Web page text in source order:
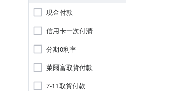
現金付款
信用卡一次付清
分期0利率
萊爾富取貨付款
7-11取貨付款